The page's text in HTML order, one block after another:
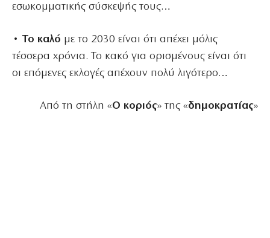
εσωκομματικής σύσκεψής τους…
• Το καλό με το 2030 είναι ότι απέχει μόλις
τέσσερα χρόνια. Το κακό για ορισμένους είναι ότι
οι επόμενες εκλογές απέχουν πολύ λιγότερο…
Από τη στήλη «Ο κοριός» της «δημοκρατίας»